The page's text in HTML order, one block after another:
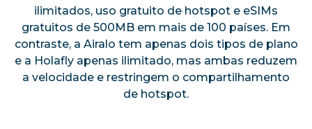
ilimitados, uso gratuito de hotspot e eSIMs
gratuitos de 500MB em mais de 100 países. Em
contraste, a Airalo tem apenas dois tipos de plano
e a Holafly apenas ilimitado, mas ambas reduzem
a velocidade e restringem o compartilhamento
de hotspot.